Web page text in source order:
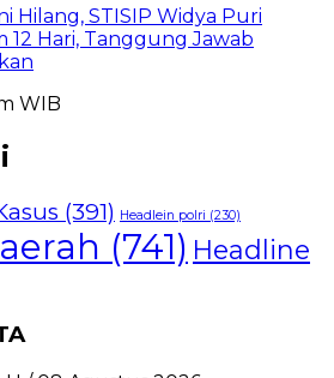
Hilang, STISIP Widya Puri
Hari, Tanggung Jawab
WIB
(391) Headlein polri (230)
(741) Headline